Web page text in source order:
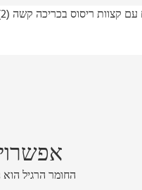
החומר הרגיל הוא נייר